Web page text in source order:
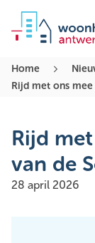
Home
Rijd met ons mee
Rijd
van de
28 april 2026